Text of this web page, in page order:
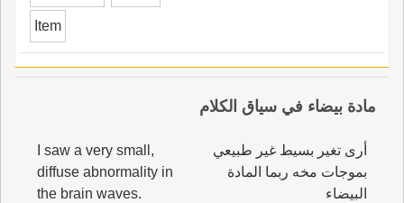
Item
مادة بيضاء في سياق الكلام
أرى تغير بسيط غير طبيعي
بموجات مخه ربما المادة
البيضاء
I saw a very small,
diffuse abnormality in
the brain waves.